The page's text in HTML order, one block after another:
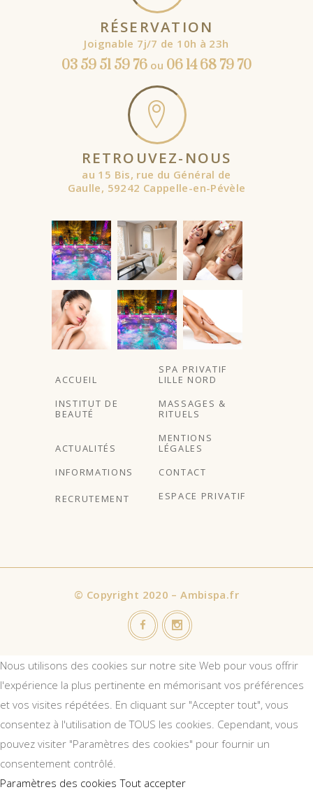
RÉSERVATION
Joignable 7j/7 de 10h à 23h
03 59 51 59 76 ou 06 14 68 79 70
RETROUVEZ-NOUS
au 15 Bis, rue du Général de
Gaulle, 59242 Cappelle-en-Pévèle
À partir de
ACCUEIL
SPA PRIVATIF
LILLE NORD
INSTITUT DE
BEAUTÉ
MASSAGES &
RITUELS
ACTUALITÉS
MENTIONS
LÉGALES
INFORMATIONS
CONTACT
RECRUTEMENT ESPACE PRIVATIF
© Copyright 2020 – Ambispa.fr
Nous utilisons des cookies sur notre site Web pour vous offrir
l'expérience la plus pertinente en mémorisant vos préférences
et vos visites répétées. En cliquant sur "Accepter tout", vous
consentez à l'utilisation de TOUS les cookies. Cependant, vous
pouvez visiter "Paramètres des cookies" pour fournir un
consentement contrôlé.
Paramètres des cookies Tout accepter